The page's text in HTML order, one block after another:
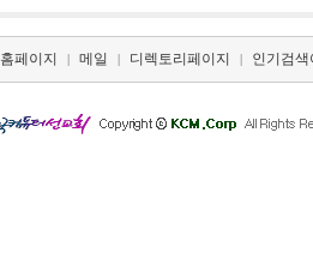
홈페이지 | 메일 | 디렉토리페이지 | 인기검색